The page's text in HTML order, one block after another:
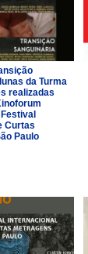
da Turma
realizadas
Festival
Curtas
Paulo